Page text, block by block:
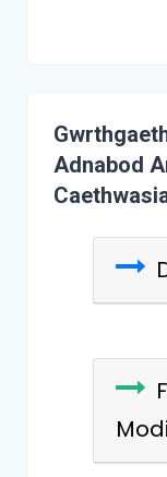
Adnabod